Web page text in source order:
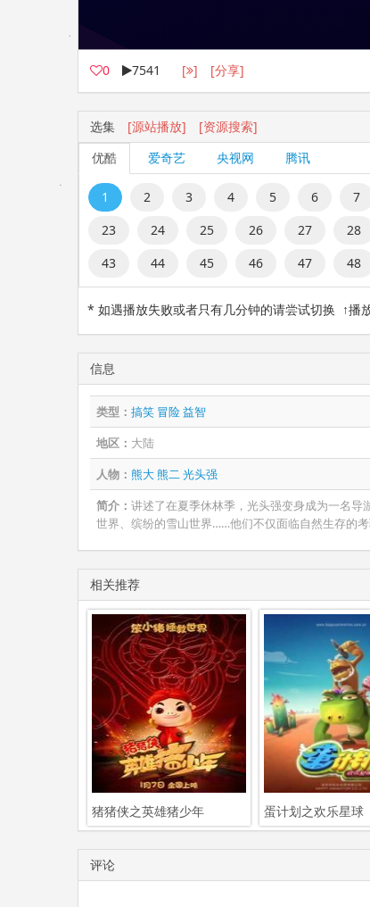
0 7541 [ ] [分享]
选集 [源站播放]
[资源搜索]
优酷
爱奇艺 央视网 腾讯
1 2 3 4 5 6 7
23
24 25 26 27 28
43
44 45 46 47 48
* 如遇播放失败或者只有几分钟的请尝试切换 ↑播
信息
类型： 搞笑 冒险益智
地区： 大陆
人物： 熊大熊二光头强
简介： 讲述了在夏季休林季，光头强变身成为一名
世界、缤纷的雪山世界……他们不仅面临自然生存的
相关推荐
猪猪侠之英雄猪少年 蛋计划之欢乐星球
评论